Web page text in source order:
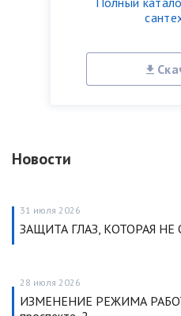
Новости
31 июля 2026
ЗАЩИТА ГЛАЗ, КОТОРАЯ
28 июля 2026
ИЗМЕНЕНИЕ РЕЖИМА